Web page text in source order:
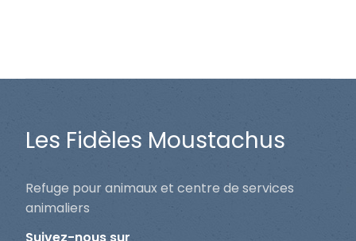
Les Fidèles Moustachus
Refuge pour animaux et centre de services
animaliers